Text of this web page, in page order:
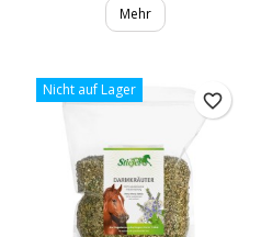
Mehr
Nicht auf Lager
favorite_border